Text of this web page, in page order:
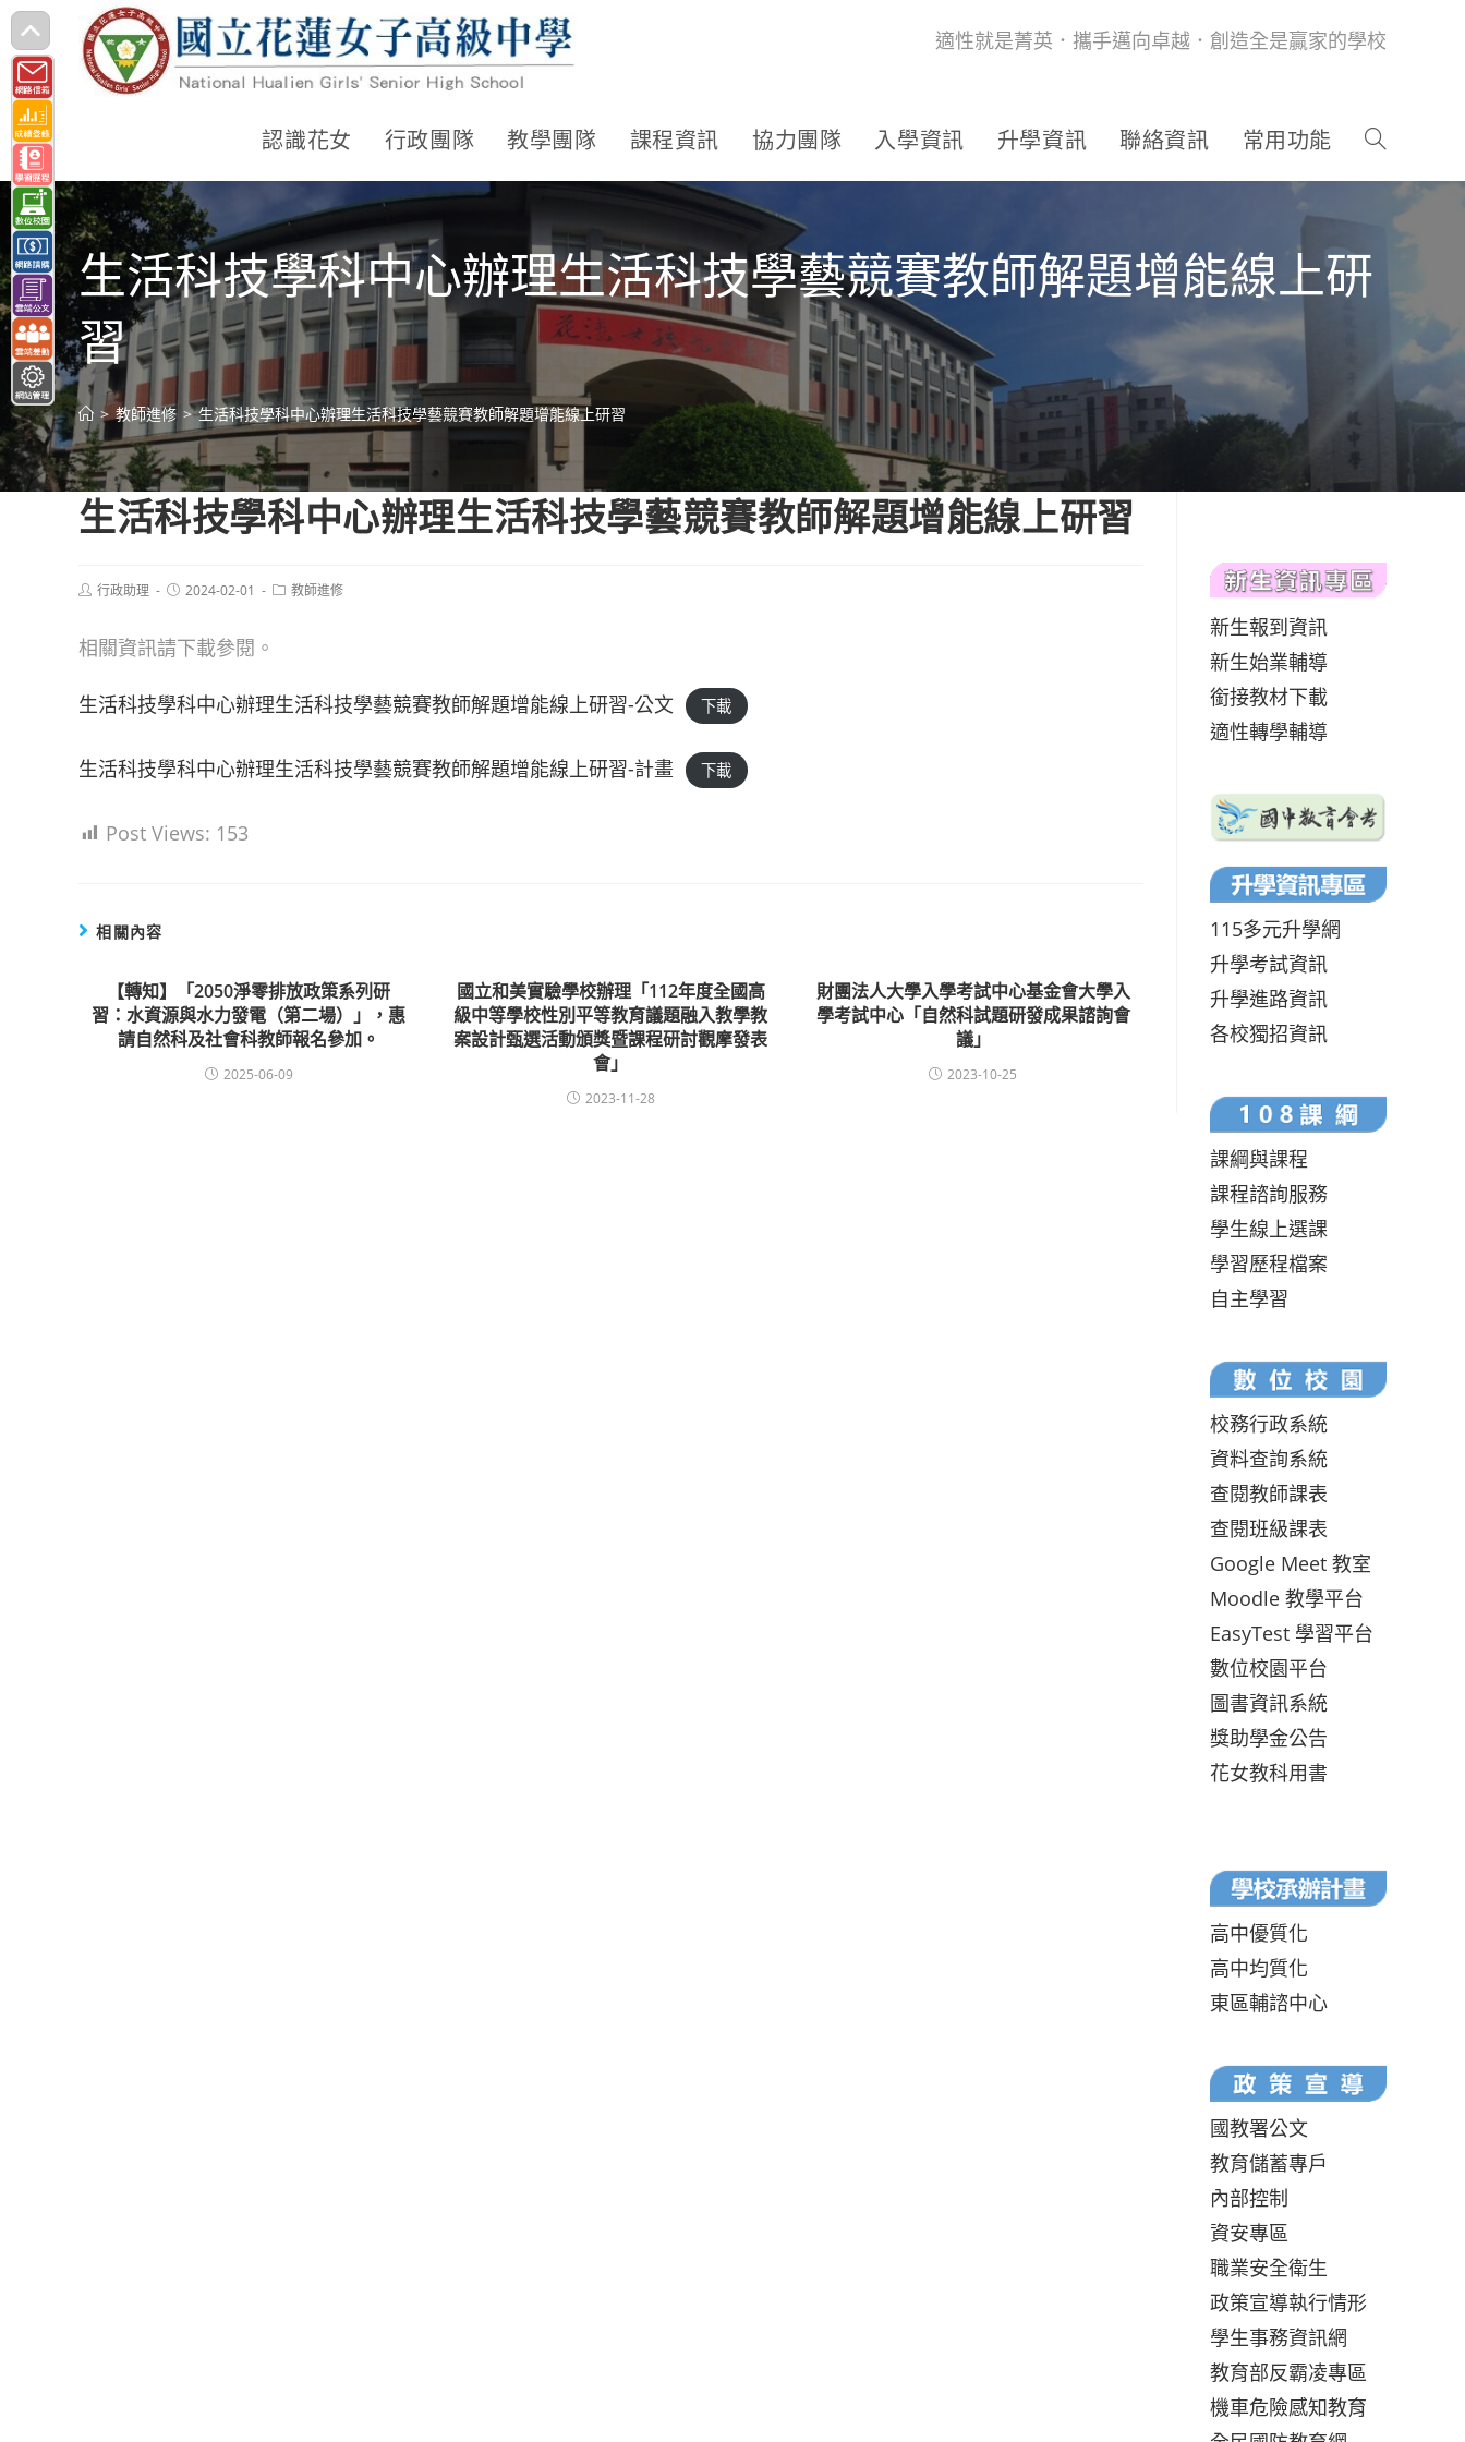
跳
轉
至
主
要
內
容
適性就是菁英．攜手邁向卓越．創造全是贏家的學校
認識花女 行政團隊 教學團隊 課程資訊 協力團隊 入學資訊 升學資訊 聯絡資訊 常用功能
生活科技學科中心辦理生活科技學藝競賽教師解題增能線上研
習
> 教師進修 > 生活科技學科中心辦理生活科技學藝競賽教師解題增能線上研習
生活科技學科中心辦理生活科技學藝競賽教師解題增能線上研習
Post行政助理
Post2024-02-01
Post教師進修
相關資訊請下載參閱。
生活科技學科中心辦理生活科技學藝競賽教師解題增能線上研習-公文 下載
生活科技學科中心辦理生活科技學藝競賽教師解題增能線上研習-計畫 下載
Post Views: 153
相關內容
【轉知】「2050淨零排放政策系列研
習：水資源與水力發電（第二場）」，惠
請自然科及社會科教師報名參加。
2025-06-09
國立和美實驗學校辦理「112年度全國高
級中等學校性別平等教育議題融入教學教
案設計甄選活動頒獎暨課程研討觀摩發表
會」
2023-11-28
財團法人大學入學考試中心基金會大學入
學考試中心「自然科試題研發成果諮詢會
議」
2023-10-25
新生報到資訊
新生始業輔導
銜接教材下載
適性轉學輔導
115多元升學網
升學考試資訊
升學進路資訊
各校獨招資訊
課綱與課程
課程諮詢服務
學生線上選課
學習歷程檔案
自主學習
校務行政系統
資料查詢系統
查閱教師課表
查閱班級課表
Google Meet 教室
Moodle 教學平台
EasyTest 學習平台
數位校園平台
圖書資訊系統
獎助學金公告
花女教科用書
高中優質化
高中均質化
東區輔諮中心
國教署公文
教育儲蓄專戶
內部控制
資安專區
職業安全衛生
政策宣導執行情形
學生事務資訊網
教育部反霸凌專區
機車危險感知教育